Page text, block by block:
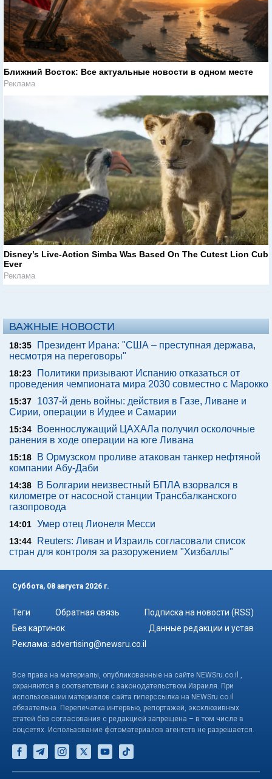
Ближний Восток: Все актуальные новости в одном месте
Реклама
Disney’s Live-Action Simba Was Based On The Cutest Lion Cub
Ever
Реклама
ВАЖНЫЕ НОВОСТИ
18:35
Президент Ирана: "США – преступная держава,
несмотря на переговоры"
18:23
Политики призывают Испанию отказаться от
проведения чемпионата мира 2030 совместно с Марокко
15:37
1037-й день войны: действия в Газе, Ливане и
Сирии, операции в Иудее и Самарии
15:34
Военнослужащий ЦАХАЛа получил осколочные
ранения в ходе операции на юге Ливана
15:18
В Ормузском проливе атакован танкер нефтяной
компании Абу-Даби
14:38
В Болгарии неизвестный БПЛА взорвался в
километре от насосной станции Трансбалканского
газопровода
14:01 Умер отец Лионеля Месси
13:44
Reuters: Ливан и Израиль согласовали список
стран для контроля за разоружением "Хизбаллы"
Суббота, 08 августа 2026 г.
Теги Обратная связь
Подписка на новости (RSS)
Без картинок
Данные редакции и устав
Реклама: advertising@newsru.co.il
Все права на материалы, опубликованные на сайте NEWSru.co.il ,
охраняются в соответствии с законодательством Израиля. При
использовании материалов сайта гиперссылка на NEWSru.co.il
обязательна. Перепечатка интервью, репортажей, эксклюзивных
статей без согласования с редакцией запрещена – в том числе в
соцсетях. Использование фотоматериалов агентств не разрешается.